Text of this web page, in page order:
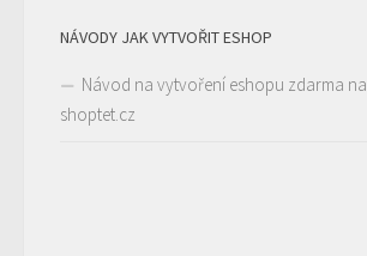
NÁVODY JAK VYTVOŘIT ESHOP
Návod na vytvoření eshopu zdarma na
shoptet.cz